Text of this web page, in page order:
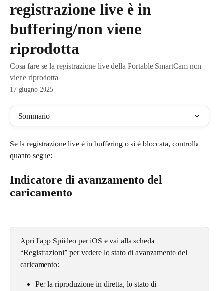
registrazione live è in
buffering/non viene
riprodotta
Cosa fare se la registrazione live della Portable SmartCam non
viene riprodotta
17 giugno 2025
Sommario
Se la registrazione live è in buffering o si è bloccata, controlla
quanto segue:
Indicatore di avanzamento del
caricamento
Apri l'app Spiideo per iOS e vai alla scheda
“Registrazioni” per vedere lo stato di avanzamento del
caricamento:
Per la riproduzione in diretta, lo stato di